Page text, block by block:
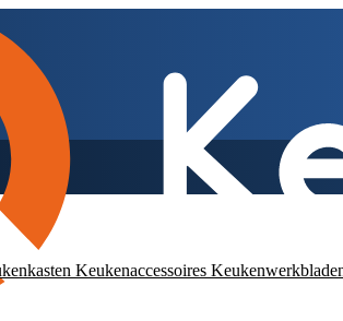
Keukenaccessoires